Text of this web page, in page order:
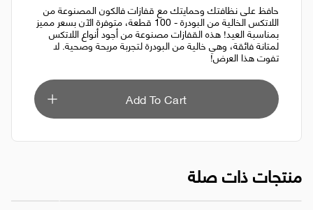
حافظ على نظافتك وحمايتك مع قفازات فالكون المصنوعة من
اللاتكس الخالية من البودرة - 100 قطعة، متوفرة الآن بسعر مميز
بمناسبة العيد! هذه القفازات مصنوعة من أجود أنواع اللاتكس
لمتانة فائقة، وهي خالية من البودرة لتجربة مريحة وصحية. لا
تفوت هذا العرض!
Add To Cart
منتجات ذات صلة
كيس قمامة 110×130 سم، أسود، 15 كجم